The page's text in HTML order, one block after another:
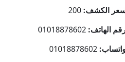
الكشف: 200
الهاتف: 01018878602
01018878602